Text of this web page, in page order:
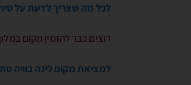
לכל מה שצריך לדעת על
רוצים כבר להזמין מקום
למציאת מקום לינה בוויה